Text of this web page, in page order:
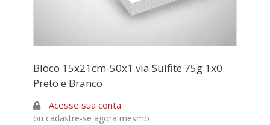
Bloco 15x21cm-50x1 via Sulfite 75g 1x0
Preto e Branco
Acesse sua conta
ou cadastre-se agora mesmo